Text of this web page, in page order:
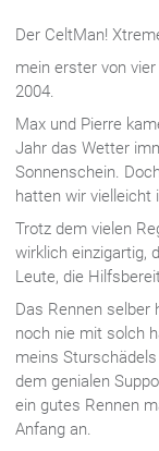
Der CeltMan!
mein erster von
2004.
Max und Pierre
Jahr das Wetter
Sonnenschein.
hatten wir vielleicht
Trotz dem vielen
wirklich einzigartig,
Leute, die
Das Rennen
noch nie mit solch
meins
dem genialen
ein gutes Rennen
Anfang an.